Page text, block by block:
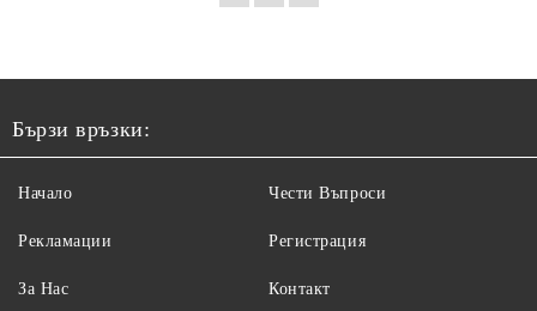
Бързи връзки:
Начало
Рекламации
За Нас
Чести Въпроси
Регистрация
Контакт